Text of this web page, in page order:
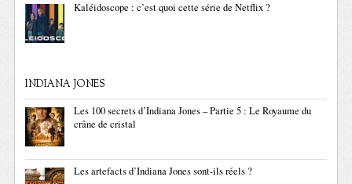
Kaléidoscope : c’est quoi cette série de Netflix ?
INDIANA JONES
Les 100 secrets d’Indiana Jones – Partie 5 : Le Royaume du
crâne de cristal
Les artefacts d’Indiana Jones sont-ils réels ?